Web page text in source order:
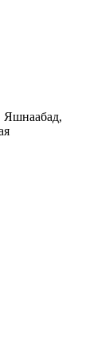
Яшнаабад,